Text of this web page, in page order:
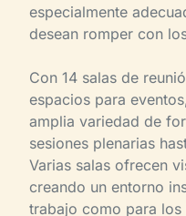
especialmente
desean romper con
Con 14 salas de
espacios para
amplia variedad de
sesiones plenarias
Varias salas ofrecen
creando un entorno
trabajo como para